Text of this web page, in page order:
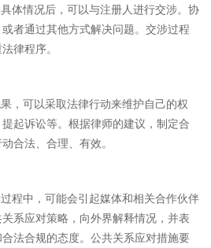
情况后，可以与注册人进行交涉。协
者通过其他方式解决问题。交涉过程
律程序。
可以采取法律行动来维护自己的权
起诉讼等。根据律师的建议，制定合
合法、合理、有效。
中，可能会引起媒体和相关合作伙伴
系应对策略，向外界解释情况，并表
法合规的态度。公共关系应对措施要